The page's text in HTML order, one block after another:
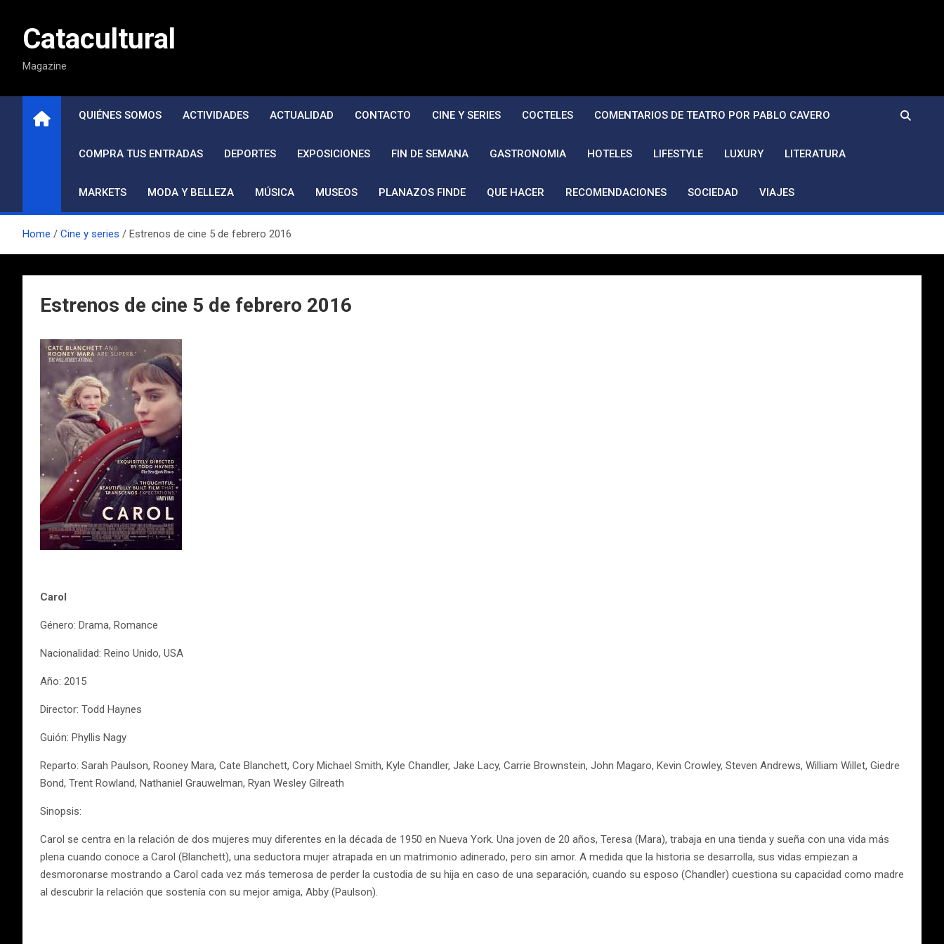
contenidoCatacultural
Magazine
QUIÉNES SOMOS ACTIVIDADES ACTUALIDAD CONTACTO CINE Y SERIES COCTELES COMENTARIOS DE TEATRO POR PABLO CAVERO
COMPRA TUS ENTRADAS DEPORTES EXPOSICIONES FIN DE SEMANA GASTRONOMIA HOTELES LIFESTYLE LUXURY LITERATURA
MARKETS MODA Y BELLEZA MÚSICA MUSEOS PLANAZOS FINDE QUE HACER RECOMENDACIONES SOCIEDAD VIAJES
Home Cine y series Estrenos de cine 5 de febrero 2016
Estrenos de cine 5 de febrero 2016
Carol
Género: Drama, Romance
Nacionalidad: Reino Unido, USA
Año: 2015
Director: Todd Haynes
Guión: Phyllis Nagy
Reparto: Sarah Paulson, Rooney Mara, Cate Blanchett, Cory Michael Smith, Kyle Chandler, Jake Lacy, Carrie Brownstein, John Magaro, Kevin Crowley, Steven Andrews, William Willet, Giedre
Bond, Trent Rowland, Nathaniel Grauwelman, Ryan Wesley Gilreath
Sinopsis:
Carol se centra en la relación de dos mujeres muy diferentes en la década de 1950 en Nueva York. Una joven de 20 años, Teresa (Mara), trabaja en una tienda y sueña con una vida más
plena cuando conoce a Carol (Blanchett), una seductora mujer atrapada en un matrimonio adinerado, pero sin amor. A medida que la historia se desarrolla, sus vidas empiezan a
desmoronarse mostrando a Carol cada vez más temerosa de perder la custodia de su hija en caso de una separación, cuando su esposo (Chandler) cuestiona su capacidad como madre
al descubrir la relación que sostenía con su mejor amiga, Abby (Paulson).